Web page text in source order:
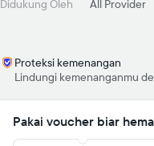
Didukung Oleh
All Provider
Proteksi kemenangan
Lindungi kemenanganmu
Pakai voucher biar